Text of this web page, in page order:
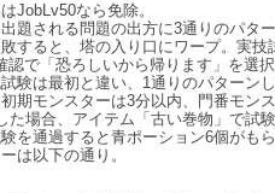
JobLv50なら免除。
題される問題の出方に3通りのパタ
すると、塔の入り口にワープ。実
認で「恐ろしいから帰ります」を選
験は最初と違い、1通りのパターン
期モンスターは3分以内、門番モン
た場合、アイテム「古い巻物」で試
を通過すると青ポーション6個がもら
は以下の通り。